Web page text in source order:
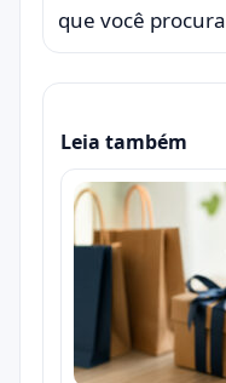
que você procura
Leia também